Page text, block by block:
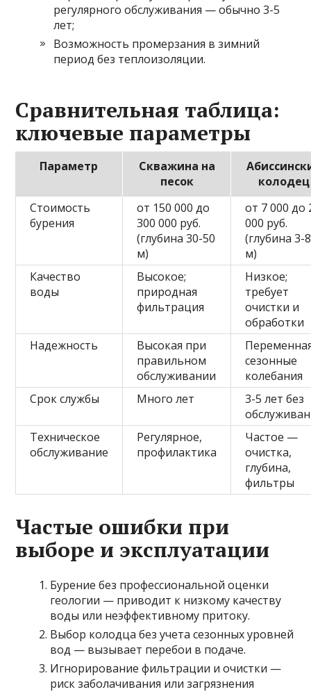
регулярного обслуживания — обычно 3-5
лет;
Возможность промерзания в зимний
период без теплоизоляции.
Сравнительная таблица:
ключевые параметры
Параметр
Скважина на
песок
колодец
Стоимость
бурения
от 150 000 до
300 000 руб.
(глубина 30-50
м)
от 7 000 до
000 руб.
(глубина 3-8
м)
Качество
воды
Высокое;
природная
фильтрация
Низкое;
требует
очистки и
обработки
Надежность
Высокая при
правильном
обслуживании
сезонные
колебания
Срок службы
Много лет
3-5 лет без
Техническое
обслуживание
Регулярное,
профилактика
Частое —
очистка,
глубина,
фильтры
Частые ошибки при
выборе и эксплуатации
Бурение без профессиональной оценки
геологии — приводит к низкому качеству
воды или неэффективному притоку.
Выбор колодца без учета сезонных уровней
вод — вызывает перебои в подаче.
Игнорирование фильтрации и очистки —
риск заболачивания или загрязнения